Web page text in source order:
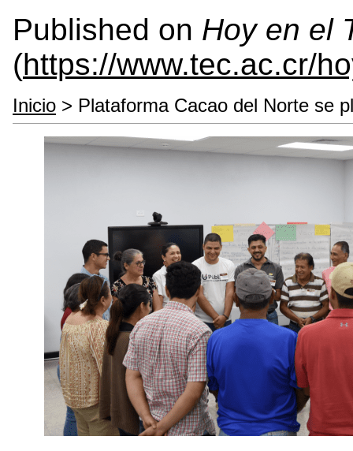
Published on Hoy en el
(https://www.tec.ac.cr/
Inicio > Plataforma Cacao del Norte se